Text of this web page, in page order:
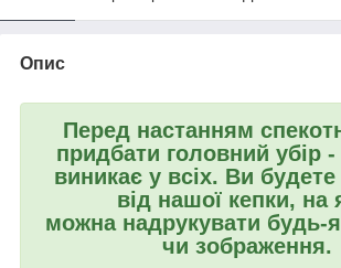
Опис
Перед настанням
придбати головний убір -
виникає у всіх. Ви будете
від нашої кепки, на
можна надрукувати будь-
чи зображення.